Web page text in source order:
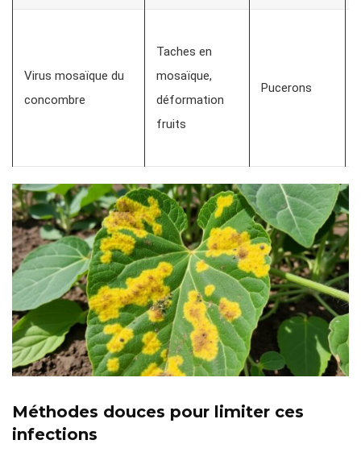
Virus mosaïque du
concombre
Taches en
mosaïque,
déformation
fruits
Pucerons
Méthodes douces pour limiter ces
infections